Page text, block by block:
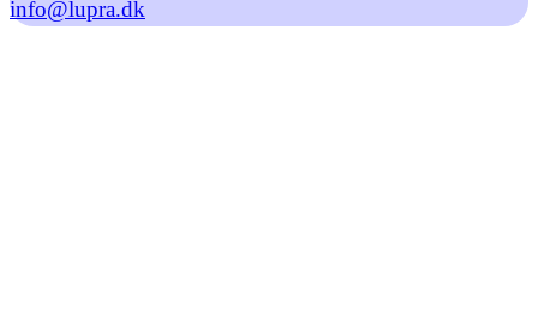
info@lupra.dk